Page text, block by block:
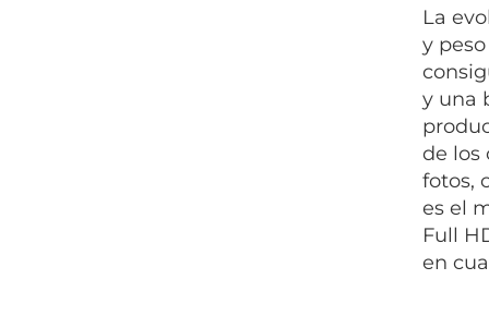
La
y
y una
de los
fotos,
es el
Full
en